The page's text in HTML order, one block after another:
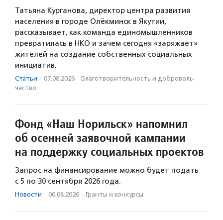
Татьяна Курганова, директор центра развития
населения в городе Олёкминск в Якутии,
рассказывает, как команда единомышленников
превратилась в НКО и зачем сегодня «заряжает»
жителей на создание собственных социальных
инициатив.
Статьи · 07.08.2026 · Благотвори­тель­ность и доброволь­
чест­во
Фонд «Наш Норильск» напомнил
об осенней заявочной кампании
на поддержку социальных проектов
Запрос на финансирование можно будет подать
с 5 по 30 сентября 2026 года.
Новости · 06.08.2026 · Гранты и конкурсы